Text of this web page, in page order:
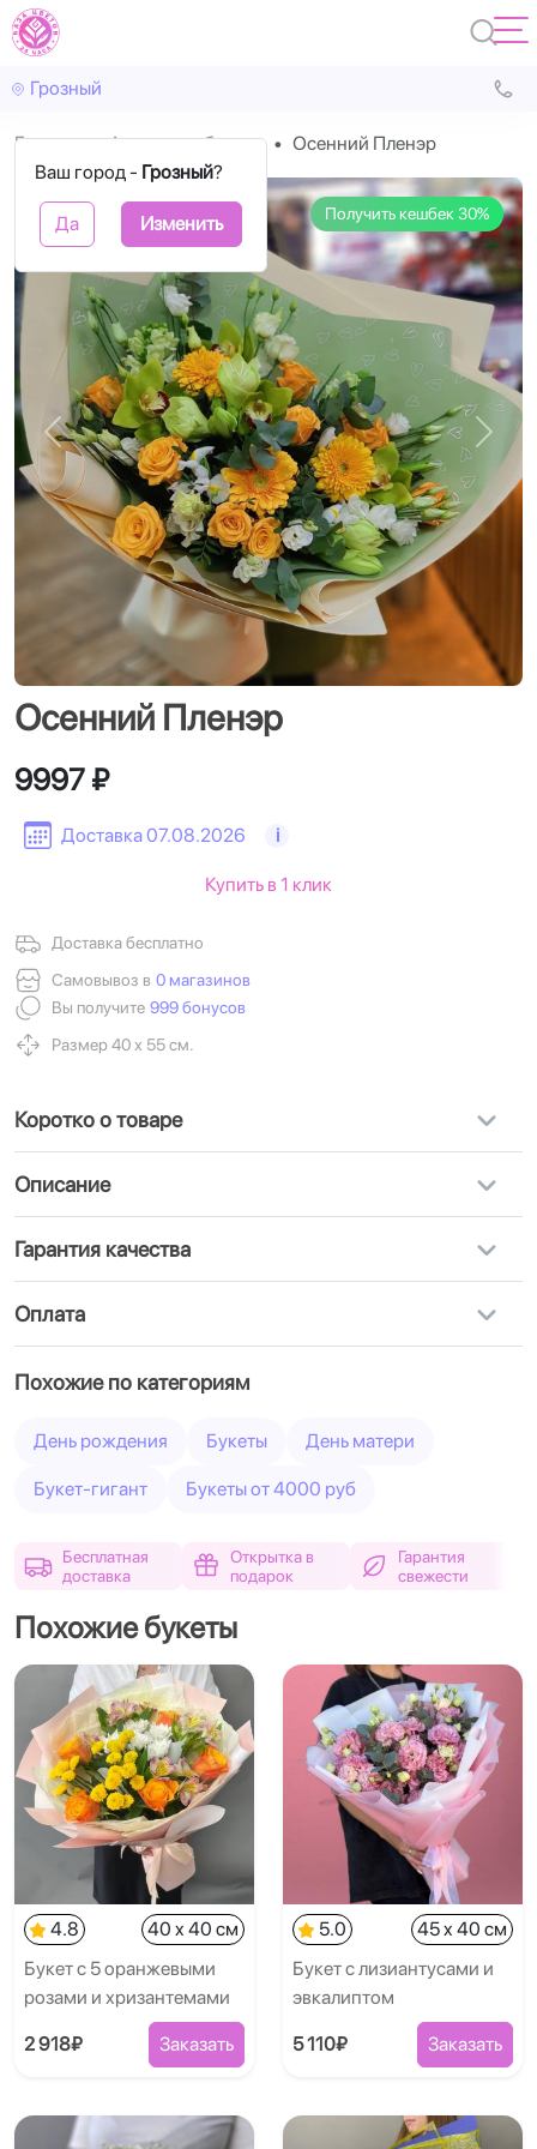
Грозный
Ваш город - Грозный?
Да Изменить
Главная Авторские букеты Осенний Пленэр
Получить кешбек 30%
Назад
Осенний Пленэр
Доставка 07.08.2026 i
9997 ₽
Доставка бесплатно
Самовывоз в 0 магазинов
Вы получите 999 бонусов
Размер 40 х 55 см.
Купить в 1 клик
Коротко о товаре
Описание
Гарантия качества
Оплата
Похожие по категориям
День рождения Букеты День матери
Букет-гигант Букеты от 4000 руб
Бесплатная
доставка
Открытка в
подарок
Гарантия
свежести
Похожие букеты
4.8
40 x 40 см
Букет с 5 оранжевыми
розами и хризантемами
2 918₽ Заказать
5.0
45 x 40 см
Букет с лизиантусами и
эвкалиптом
5 110₽ Заказать